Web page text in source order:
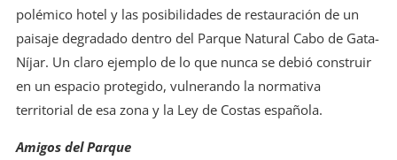
polémico hotel y las posibilidades de restauración de un
paisaje degradado dentro del Parque Natural Cabo de Gata-
Níjar. Un claro ejemplo de lo que nunca se debió construir
en un espacio protegido, vulnerando la normativa
territorial de esa zona y la Ley de Costas española.
Amigos del Parque